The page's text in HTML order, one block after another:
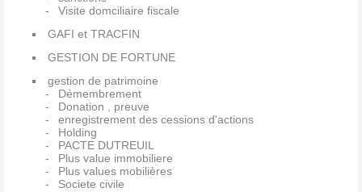
Visite domciliaire fiscale
GAFI et TRACFIN
GESTION DE FORTUNE
gestion de patrimoine
Démembrement
Donation , preuve
enregistrement des cessions d'actions
Holding
PACTE DUTREUIL
Plus value immobiliere
Plus values mobilières
Societe civile